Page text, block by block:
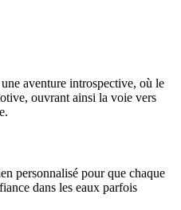
aventure introspective, où le
ouvrant ainsi la voie vers
personnalisé pour que chaque
dans les eaux parfois